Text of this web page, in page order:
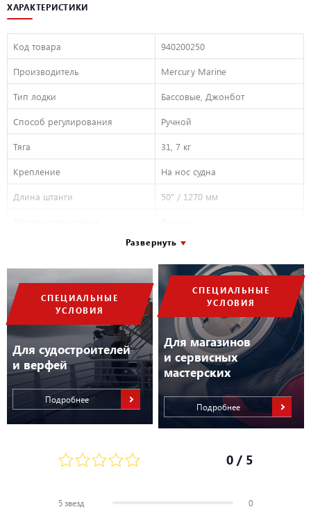
СПЕЦИАЛЬНЫЕ
УСЛОВИЯ
Для судостроителей
и верфей
Подробнее
СПЕЦИАЛЬНЫЕ
УСЛОВИЯ
Для магазинов
и сервисных
мастерских
Подробнее
ХАРАКТЕРИСТИКИ
Код товара 940200250
Производитель Mercury Marine
Тип лодки Бассовые, Джонбот
Способ регулирования Ручной
Тяга 31, 7 кг
Крепление На нос судна
Длина штанги 50" / 1270 мм
24 В
Условия применения Пресная вода
Развернуть
0 / 5
5 звезд
0